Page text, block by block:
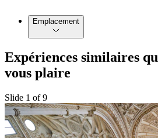
Emplacement
Expériences similaires
vous plaire
Slide 1 of 9